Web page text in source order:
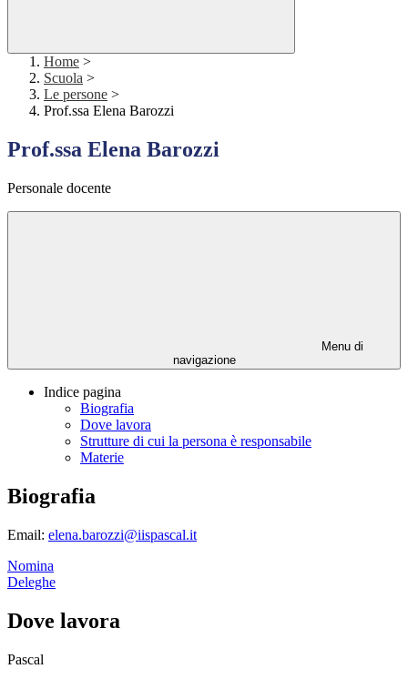
Home >
Scuola >
Le persone >
Prof.ssa Elena Barozzi
Prof.ssa Elena Barozzi
Personale docente
Menu di
navigazione
Indice pagina
Biografia
Dove lavora
Strutture di cui la persona è responsabile
Materie
Biografia
Email: elena.barozzi@iispascal.it
Nomina
Deleghe
Dove lavora
Pascal